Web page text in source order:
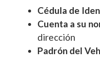
Cédula de
Cuenta a su
dirección
Padrón del